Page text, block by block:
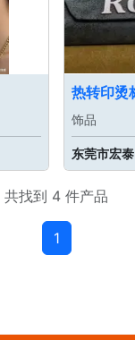
热转印烫
饰品
东莞市宏
共找到 4 件产品
1